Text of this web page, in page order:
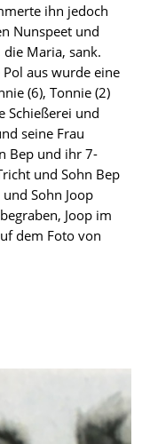
ihn jedoch
Nunspeet und
Maria, sank.
aus wurde eine
(6), Tonnie (2)
Schießerei und
seine Frau
Bep und ihr 7-
und Sohn Bep
Sohn Joop
Joop im
dem Foto von